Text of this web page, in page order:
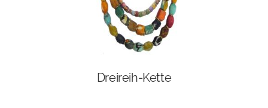
Dreireih-Kette